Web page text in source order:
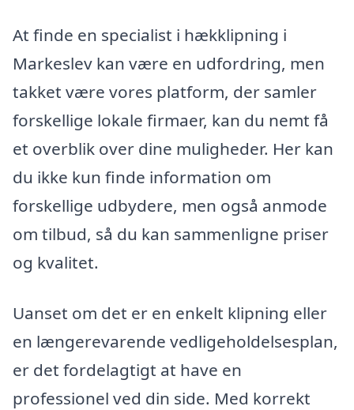
At finde en specialist i hækklipning i
Markeslev kan være en udfordring, men
takket være vores platform, der samler
forskellige lokale firmaer, kan du nemt få
et overblik over dine muligheder. Her kan
du ikke kun finde information om
forskellige udbydere, men også anmode
om tilbud, så du kan sammenligne priser
og kvalitet.
Uanset om det er en enkelt klipning eller
en længerevarende vedligeholdelsesplan,
er det fordelagtigt at have en
professionel ved din side. Med korrekt